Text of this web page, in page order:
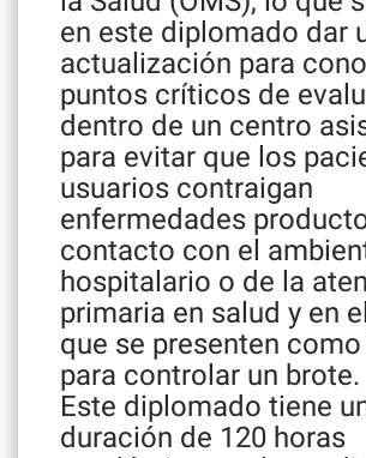
en este diplomado dar
actualización para
puntos críticos de
dentro de un centro
para evitar que los
usuarios contraigan
enfermedades
contacto con el
hospitalario o de la
primaria en salud y en
que se presenten
para controlar un brote.
Este diplomado tiene
duración de 120 horas